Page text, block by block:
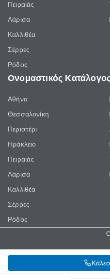
Πειραιάς
Λάρισα
Καλλιθέα
Σέρρες
Ρόδος
Ονομαστικός
Αθήνα
Θεσσαλονίκη
Περιστέρι
Ηράκλειο
Πειραιάς
Λάρισα
Καλλιθέα
Σέρρες
Ρόδος